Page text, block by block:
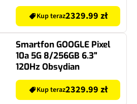
Kup teraz2329.99 zł
Smartfon GOOGLE Pixel
10a 5G 8/256GB 6.3"
120Hz Obsydian
Kup teraz2329.99 zł